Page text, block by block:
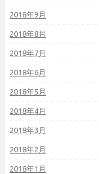
2018年9月
2018年8月
2018年7月
2018年6月
2018年5月
2018年4月
2018年3月
2018年2月
2018年1月